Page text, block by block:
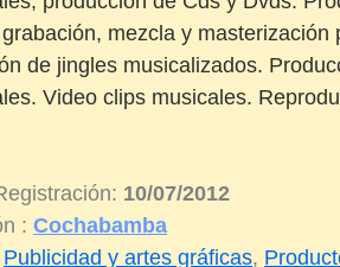
mezcla y masterización
de jingles musicalizados.
Video clips musicales.
10/07/2012
: Cochabamba
Publicidad y artes gráficas,